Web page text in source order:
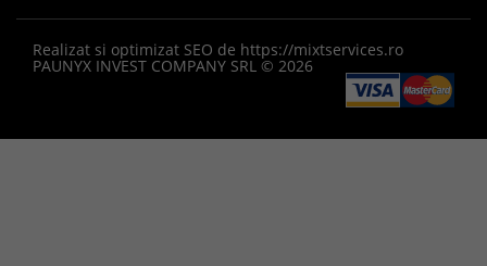
Realizat si optimizat SEO de https://mixtservices.ro
PAUNYX INVEST COMPANY SRL © 2026